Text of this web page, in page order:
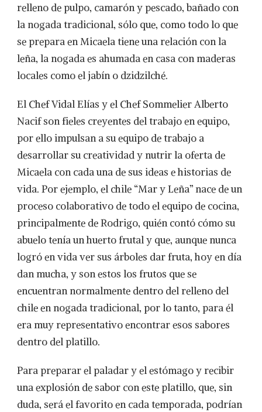
relleno de pulpo, camarón y pescado, bañado con
la nogada tradicional, sólo que, como todo lo que
se prepara en Micaela tiene una relación con la
leña, la nogada es ahumada en casa con maderas
locales como el jabín o dzidzilché.
El Chef Vidal Elías y el Chef Sommelier Alberto
Nacif son fieles creyentes del trabajo en equipo,
por ello impulsan a su equipo de trabajo a
desarrollar su creatividad y nutrir la oferta de
Micaela con cada una de sus ideas e historias de
vida. Por ejemplo, el chile “Mar y Leña” nace de un
proceso colaborativo de todo el equipo de cocina,
principalmente de Rodrigo, quién contó cómo su
abuelo tenía un huerto frutal y que, aunque nunca
logró en vida ver sus árboles dar fruta, hoy en día
dan mucha, y son estos los frutos que se
encuentran normalmente dentro del relleno del
chile en nogada tradicional, por lo tanto, para él
era muy representativo encontrar esos sabores
dentro del platillo.
Para preparar el paladar y el estómago y recibir
una explosión de sabor con este platillo, que, sin
duda, será el favorito en cada temporada, podrían